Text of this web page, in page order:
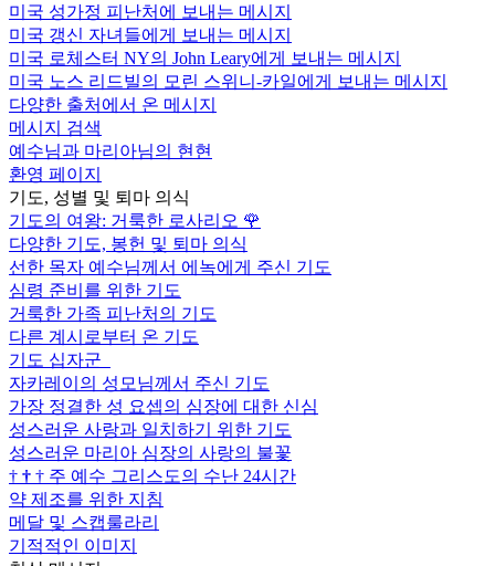
미국 성가정 피난처에 보내는 메시지
미국 갱신 자녀들에게 보내는 메시지
미국 로체스터 NY의 John Leary에게 보내는 메시지
미국 노스 리드빌의 모린 스위니-카일에게 보내는 메시지
다양한 출처에서 온 메시지
메시지 검색
예수님과 마리아님의 현현
환영 페이지
기도, 성별 및 퇴마 의식
기도의 여왕: 거룩한 로사리오 🌹
다양한 기도, 봉헌 및 퇴마 의식
선한 목자 예수님께서 에녹에게 주신 기도
심령 준비를 위한 기도
거룩한 가족 피난처의 기도
다른 계시로부터 온 기도
기도 십자군
자카레이의 성모님께서 주신 기도
가장 정결한 성 요셉의 심장에 대한 신심
성스러운 사랑과 일치하기 위한 기도
성스러운 마리아 심장의 사랑의 불꽃
† † † 주 예수 그리스도의 수난 24시간
약 제조를 위한 지침
메달 및 스캡룰라리
기적적인 이미지